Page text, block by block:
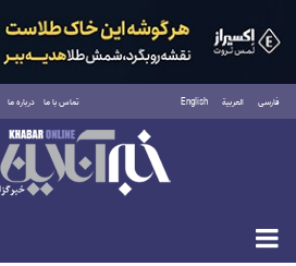
فارسی العربية English تماس با ما درباره ما
شنبه ۱۷ مرداد ۱۴۰۵